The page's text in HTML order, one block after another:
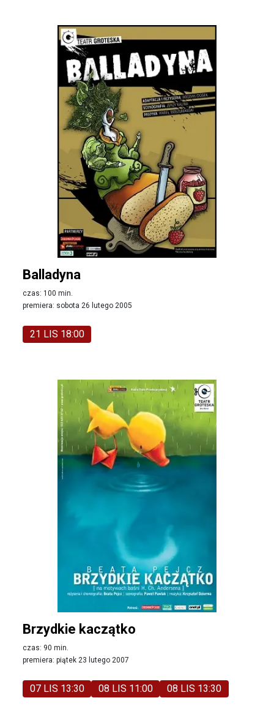
Balladyna
czas: 100 min.
premiera: sobota 26 lutego 2005
21 LIS 18:00
Brzydkie kaczątko
czas: 90 min.
premiera: piątek 23 lutego 2007
07 LIS 13:30 08 LIS 11:00 08 LIS 13:30